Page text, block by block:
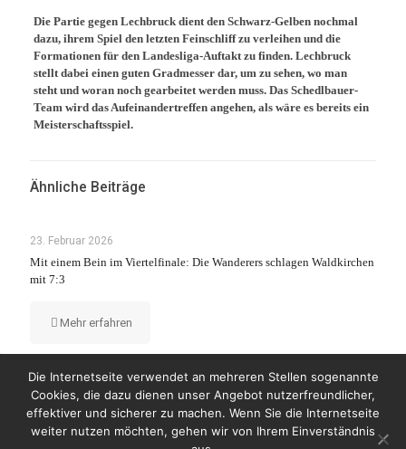
Die Partie gegen Lechbruck dient den Schwarz-Gelben nochmal
dazu, ihrem Spiel den letzten Feinschliff zu verleihen und die
Formationen für den Landesliga-Auftakt zu finden. Lechbruck
stellt dabei einen guten Gradmesser dar, um zu sehen, wo man
steht und woran noch gearbeitet werden muss. Das Schedlbauer-
Team wird das Aufeinandertreffen angehen, als wäre es bereits ein
Meisterschaftsspiel.
Ähnliche Beiträge
23. Februar 2026
Mit einem Bein im Viertelfinale: Die Wanderers schlagen Waldkirchen
mit 7:3
Mehr erfahren
© Copyright 2023 by Wanderers Germering
Die Internetseite verwendet an mehreren Stellen sogenannte
Cookies, die dazu dienen unser Angebot nutzerfreundlicher,
effektiver und sicherer zu machen. Wenn Sie die Internetseite
weiter nutzen möchten, gehen wir von Ihrem Einverständnis